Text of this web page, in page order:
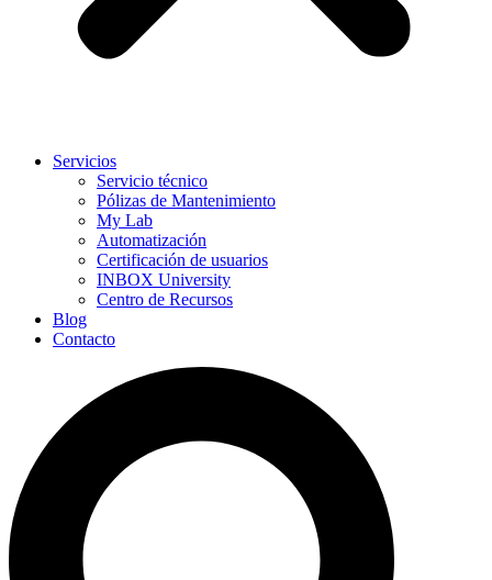
Servicios
Servicio técnico
Pólizas de Mantenimiento
My Lab
Automatización
Certificación de usuarios
INBOX University
Centro de Recursos
Blog
Contacto